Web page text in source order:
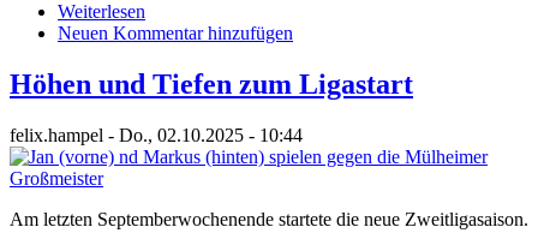
Weiterlesen
Am
steht
der
Neuen Kommentar hinzufügen
Höhen und Tiefen zum Ligastart
felix.hampel - Do., 02.10.2025 - 10:44
Am letzten Septemberwochenende startete die neue Zweitligasaison.